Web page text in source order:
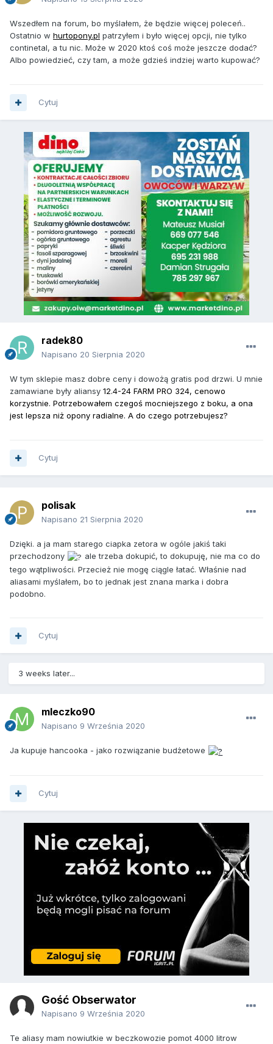
Wszedłem na forum, bo myślałem, że będzie więcej poleceń..
Ostatnio w hurtopony.pl patrzyłem i było więcej opcji, nie tylko
continetal, a tu nic. Może w 2020 ktoś coś może jeszcze dodać?
Albo powiedzieć, czy tam, a może gdzieś indziej warto kupować?
Cytuj
radek80
Napisano 20 Sierpnia 2020
W tym sklepie masz dobre ceny i dowożą gratis pod drzwi. U mnie
zamawiane były aliansy 12.4-24 FARM PRO 324, cenowo
korzystnie. Potrzebowałem czegoś mocniejszego z boku, a ona
jest lepsza niż opony radialne. A do czego potrzebujesz?
Cytuj
polisak
Napisano 21 Sierpnia 2020
Dzięki. a ja mam starego ciapka zetora w ogóle jakiś taki
przechodzony
ale trzeba dokupić, to dokupuję, nie ma co do
tego wątpliwości. Przecież nie mogę ciągle łatać. Właśnie nad
aliasami myślałem, bo to jednak jest znana marka i dobra
podobno.
Cytuj
3 weeks later...
mleczko90
Napisano 9 Września 2020
Ja kupuje hancooka - jako rozwiązanie budżetowe
Cytuj
Gość Obserwator
Napisano 9 Września 2020
Te aliasy mam nowiutkie w beczkowozie pomot 4000 litrow